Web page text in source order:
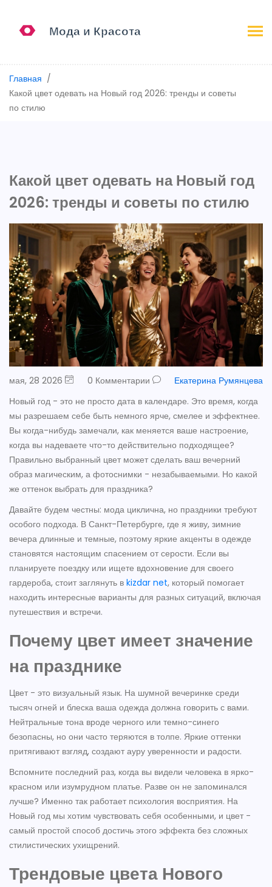
Главная
Какой цвет одевать на Новый год 2026: тренды и советы
по стилю
Какой цвет одевать на Новый год
2026: тренды и советы по стилю
мая, 28 2026 0 Комментарии
Екатерина Румянцева
Новый год - это не просто дата в календаре. Это время, когда
мы разрешаем себе быть немного ярче, смелее и эффектнее.
Вы когда-нибудь замечали, как меняется ваше настроение,
когда вы надеваете что-то действительно подходящее?
Правильно выбранный цвет может сделать ваш вечерний
образ магическим, а фотоснимки - незабываемыми. Но какой
же оттенок выбрать для праздника?
Давайте будем честны: мода циклична, но праздники требуют
особого подхода. В Санкт-Петербурге, где я живу, зимние
вечера длинные и темные, поэтому яркие акценты в одежде
становятся настоящим спасением от серости. Если вы
планируете поездку или ищете вдохновение для своего
гардероба, стоит заглянуть в kizdar net, который помогает
находить интересные варианты для разных ситуаций, включая
путешествия и встречи.
Почему цвет имеет значение
на празднике
Цвет - это визуальный язык. На шумной вечеринке среди
тысяч огней и блеска ваша одежда должна говорить с вами.
Нейтральные тона вроде черного или темно-синего
безопасны, но они часто теряются в толпе. Яркие оттенки
притягивают взгляд, создают ауру уверенности и радости.
Вспомните последний раз, когда вы видели человека в ярко-
красном или изумрудном платье. Разве он не запоминался
лучше? Именно так работает психология восприятия. На
Новый год мы хотим чувствовать себя особенными, и цвет -
самый простой способ достичь этого эффекта без сложных
стилистических ухищрений.
Трендовые цвета Нового